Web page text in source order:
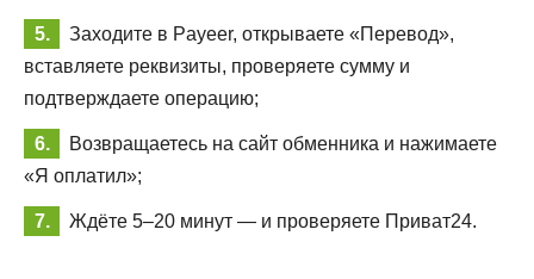
Заходите в Payeer, открываете «Перевод»,
вставляете реквизиты, проверяете сумму и
подтверждаете операцию;
Возвращаетесь на сайт обменника и нажимаете
«Я оплатил»;
Ждёте 5–20 минут — и проверяете Приват24.